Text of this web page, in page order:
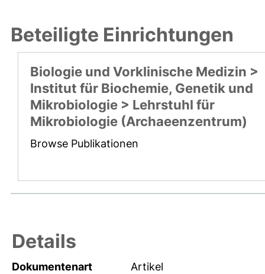
Beteiligte Einrichtungen
Biologie und Vorklinische Medizin >
Institut für Biochemie, Genetik und
Mikrobiologie > Lehrstuhl für
Mikrobiologie (Archaeenzentrum)
Browse Publikationen
Details
Dokumentenart
Artikel